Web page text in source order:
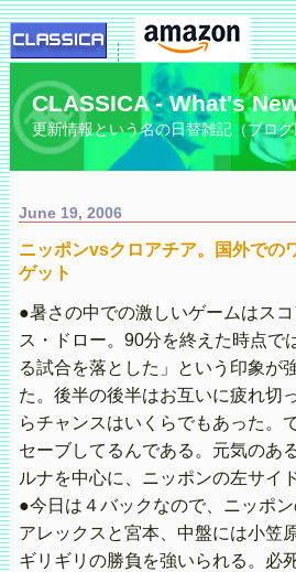
CLASSICA - What's
更新情報という名の日替雑記（ブログ
June 19, 2006
ニッポンvsクロアチア。国外での
ゲット
●暑さの中での激しいゲームはスコ
ス・ドロー。90分を終えた時点で
る試合を落とした」という印象が
た。後半の後半はお互いに疲れ切
らチャンスはいくらでもあった。
セーブしてるんである。元気のあ
ルナを中心に、ニッポンの左サイ
●今日は４バックなので、ニッポ
アレックスと宮本、中盤には小笠
ギリギリの勝負を強いられる。必